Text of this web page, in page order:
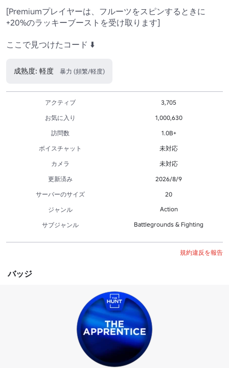
[Premiumプレイヤーは、フルーツをスピンするときに
+20%のラッキーブーストを受け取ります]
ここで見つけたコード ⬇️
成熟度: 軽度 暴力 (頻繁/軽度)
アクティブ
3,705
お気に入り
1,000,630
訪問数
1.0B+
ボイスチャット
未対応
カメラ
未対応
更新済み
2026/8/9
サーバーのサイズ
20
ジャンル
Action
サブジャンル Battlegrounds & Fighting
規約違反を報告
バッジ